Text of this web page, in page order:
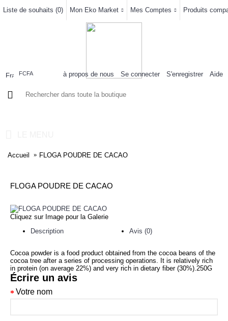
Liste de souhaits (0) Mon Eko Market Mes Comptes Produits
FCFA à propos de nous Se connecter S'enregistrer Aide
Accueil FLOGA POUDRE DE CACAO
FLOGA POUDRE DE CACAO
Cliquez sur Image pour la Galerie
Description
Avis (0)
Cocoa powder is a food product obtained from the cocoa beans of the
cocoa tree after a series of processing operations. It is relatively rich
in protein (on average 22%) and very rich in dietary fiber (30%).250G
Écrire un avis
Votre nom